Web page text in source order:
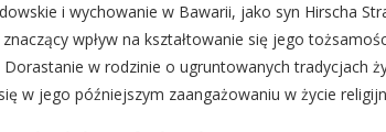
i wychowanie w Bawarii, jako syn Hirscha
wpływ na kształtowanie się jego
w rodzinie o ugruntowanych tradycjach
w jego późniejszym zaangażowaniu w życie